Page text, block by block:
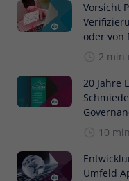
Vorsicht
oder von
2 min
20 Jahre
10
Umfeld